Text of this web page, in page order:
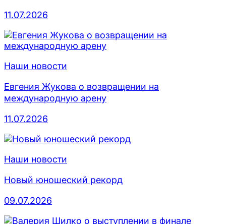
11.07.2026
Наши новости
Евгения Жукова о возвращении на
международную арену
11.07.2026
Наши новости
Новый юношеский рекорд
09.07.2026